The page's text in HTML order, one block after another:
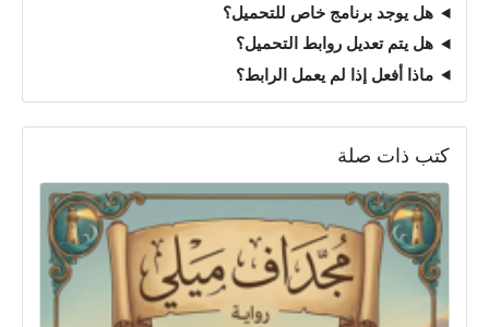
هل يوجد برنامج خاص للتحميل؟
هل يتم تعديل روابط التحميل؟
ماذا أفعل إذا لم يعمل الرابط؟
كتب ذات صلة